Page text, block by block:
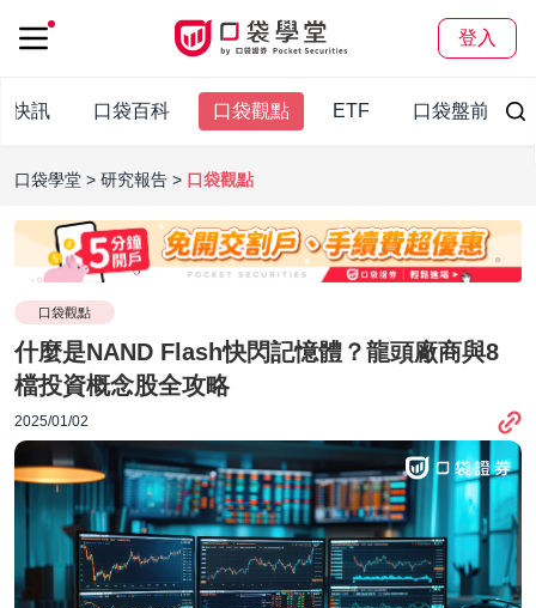
登入
快訊 口袋百科 口袋觀點 ETF 口袋盤前報
口袋學堂 研究報告 口袋觀點
口袋觀點
什麼是NAND Flash快閃記憶體？龍頭廠商與8
檔投資概念股全攻略
2025/01/02